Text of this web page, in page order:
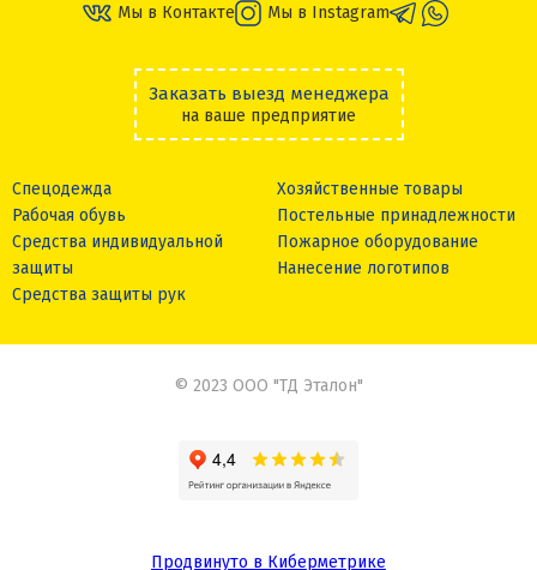
Мы в Контакте Мы в Instagram
Заказать выезд менеджера
на ваше предприятие
Спецодежда
Рабочая обувь
Средства индивидуальной
защиты
Средства защиты рук
Хозяйственные товары
Постельные принадлежности
Пожарное оборудование
Нанесение логотипов
© 2023 ООО "ТД Эталон"
Продвинуто в Киберметрике